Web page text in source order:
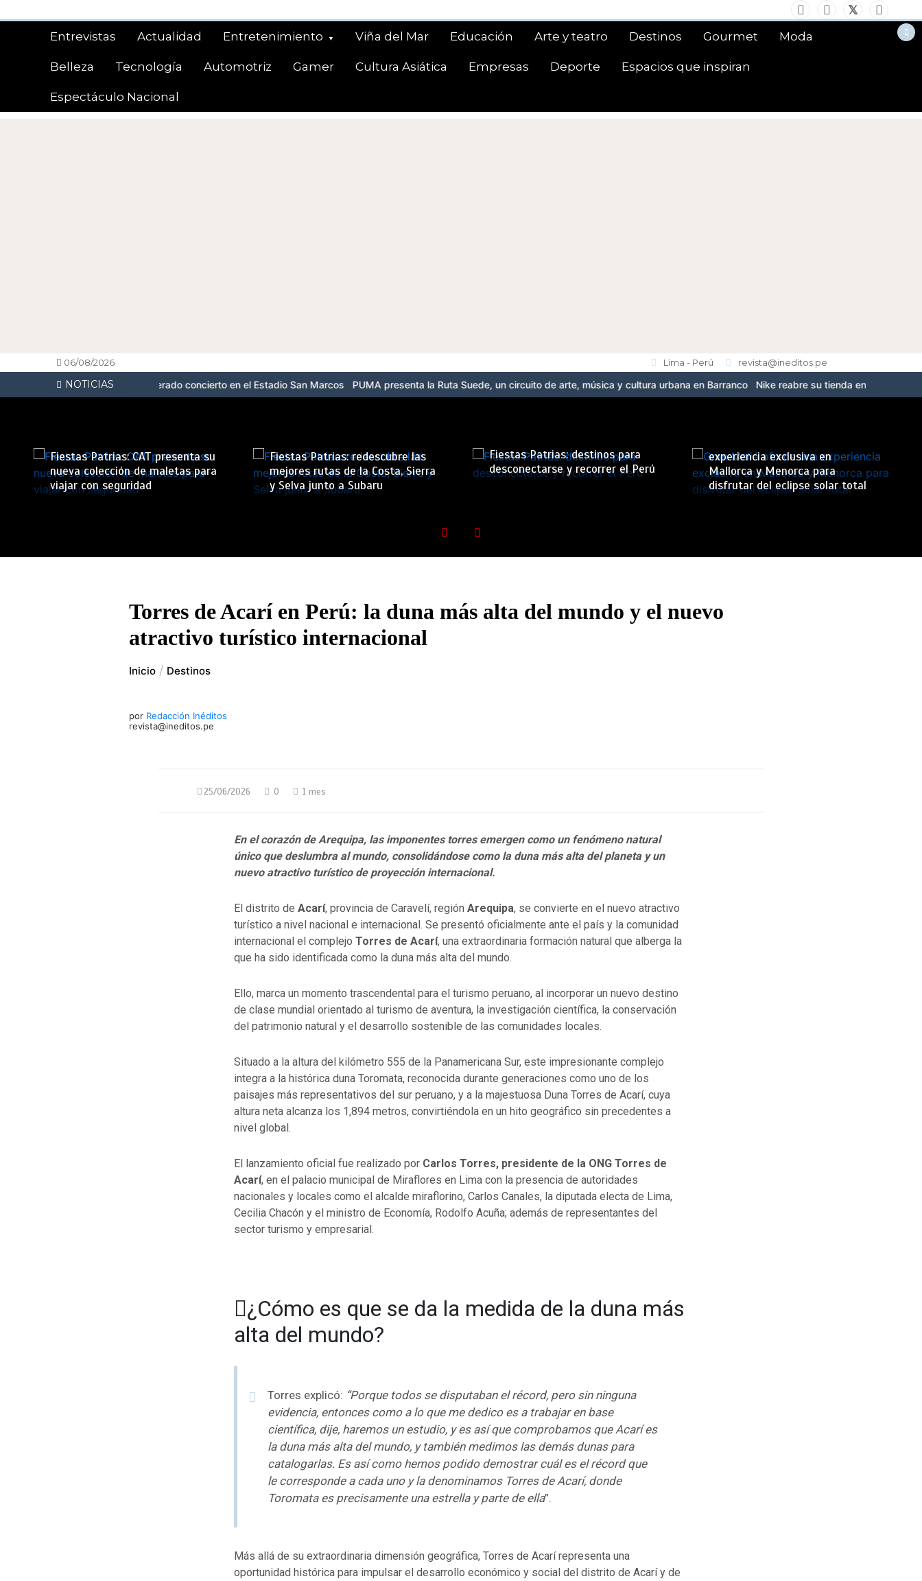
al
contenidoEntrevistas Actualidad Entretenimiento Viña del Mar Educación Arte y teatro Destinos Gourmet Moda
Belleza Tecnología Automotriz Gamer Cultura Asiática Empresas Deporte Espacios que inspiran
Espectáculo Nacional
06/08/2026 Lima - Perú revista@ineditos.pe
NOTICIAS
Perú con un esperado concierto en el Estadio San Marcos PUMA presenta la Ruta Suede, un circuito de arte, música y cultura urbana en Barranco Nike reabre su tienda en Jockey Plaza con el
Fiestas Patrias: CAT presenta su
nueva colección de maletas para
viajar con seguridad
Fiestas Patrias: redescubre las
mejores rutas de la Costa, Sierra
y Selva junto a Subaru
Fiestas Patrias: destinos para
desconectarse y recorrer el Perú
experiencia exclusiva en
Mallorca y Menorca para
disfrutar del eclipse solar total
Torres de Acarí en Perú: la duna más alta del mundo y el nuevo
atractivo turístico internacional
Inicio Destinos
por Redacción Inéditos
revista@ineditos.pe
25/06/2026 0 1 mes
En el corazón de Arequipa, las imponentes torres emergen como un fenómeno natural
único que deslumbra al mundo, consolidándose como la duna más alta del planeta y un
nuevo atractivo turístico de proyección internacional.
El distrito de Acarí, provincia de Caravelí, región Arequipa, se convierte en el nuevo atractivo
turístico a nivel nacional e internacional. Se presentó oficialmente ante el país y la comunidad
internacional el complejo Torres de Acarí, una extraordinaria formación natural que alberga la
que ha sido identificada como la duna más alta del mundo.
Ello, marca un momento trascendental para el turismo peruano, al incorporar un nuevo destino
de clase mundial orientado al turismo de aventura, la investigación científica, la conservación
del patrimonio natural y el desarrollo sostenible de las comunidades locales.
Situado a la altura del kilómetro 555 de la Panamericana Sur, este impresionante complejo
integra a la histórica duna Toromata, reconocida durante generaciones como uno de los
paisajes más representativos del sur peruano, y a la majestuosa Duna Torres de Acarí, cuya
altura neta alcanza los 1,894 metros, convirtiéndola en un hito geográfico sin precedentes a
nivel global.
El lanzamiento oficial fue realizado porCarlos Torres, presidente de la ONG Torres de
Acarí, en el palacio municipal de Miraflores en Lima con la presencia de autoridades
nacionales y locales como el alcalde miraflorino, Carlos Canales, la diputada electa de Lima,
Cecilia Chacón y el ministro de Economía, Rodolfo Acuña; además de representantes del
sector turismo y empresarial.
¿Cómo es que se da la medida de la duna más
alta del mundo?
Torres explicó: “Porque todos se disputaban el récord, pero sin ninguna
evidencia, entonces como a lo que me dedico es a trabajar en base
científica, dije, haremos un estudio, y es así que comprobamos que Acarí es
la duna más alta del mundo, y también medimos las demás dunas para
catalogarlas. Es así como hemos podido demostrar cuál es el récord que
le corresponde a cada uno y la denominamos Torres de Acarí, donde
Toromata es precisamente una estrella y parte de ella”.
Más allá de su extraordinaria dimensión geográfica, Torres de Acarí representa una
oportunidad histórica para impulsar el desarrollo económico y social del distrito de Acarí y de